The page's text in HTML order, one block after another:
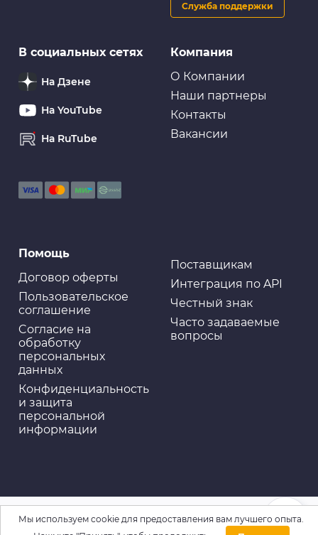
Компания
О Компании
Наши партнеры
Контакты
Вакансии
Помощь
Договор оферты
Пользовательское
соглашение
Cогласие на
обработку
персональных
данных
Конфиденциальность
и защита
персональной
информации
Поставщикам
Интеграция по API
Честный знак
Часто задаваемые
вопросы
Служба поддержки
В социальных сетях
На Дзене
На YouTube
На RuTube
Мы используем cookie для предоставления вам лучшего опыта.